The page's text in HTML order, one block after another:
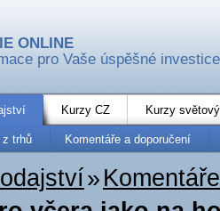
ONLINE
pro Vaše úspěšné investice
Kurzy CZ Kurzy
z trhů Komentáře a doporučení
»